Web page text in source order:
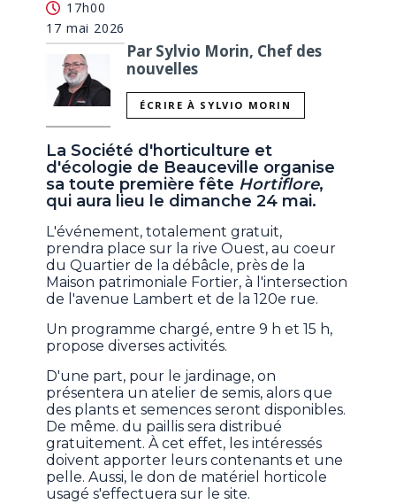
17h00
17 mai 2026
Par Sylvio Morin, Chef des
nouvelles
ÉCRIRE À SYLVIO MORIN
La Société d'horticulture et
d'écologie de Beauceville organise
sa toute première fête Hortiflore,
qui aura lieu le dimanche 24 mai.
L'événement, totalement gratuit,
prendra place sur la rive Ouest, au coeur
du Quartier de la débâcle, près de la
Maison patrimoniale Fortier, à l'intersection
de l'avenue Lambert et de la 120e rue.
Un programme chargé, entre 9 h et 15 h,
propose diverses activités.
D'une part, pour le jardinage, on
présentera un atelier de semis, alors que
des plants et semences seront disponibles.
De même. du paillis sera distribué
gratuitement. À cet effet, les intéressés
doivent apporter leurs contenants et une
pelle. Aussi, le don de matériel horticole
usagé s'effectuera sur le site.